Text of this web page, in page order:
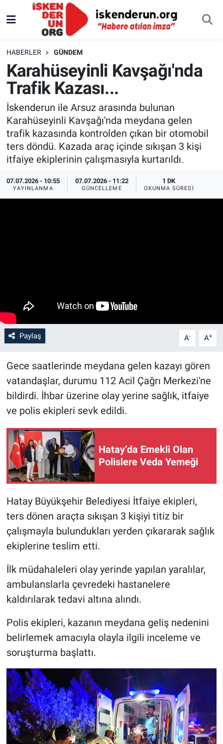
HABERLER GÜNDEM
Karahüseyinli Kavşağı'nda
Trafik Kazası...
İskenderun ile Arsuz arasında bulunan
Karahüseyinli Kavşağı'nda meydana gelen
trafik kazasında kontrolden çıkan bir otomobil
ters döndü. Kazada araç içinde sıkışan 3 kişi
itfaiye ekiplerinin çalışmasıyla kurtarıldı.
07.07.2026 - 10:55
YAYINLANMA
07.07.2026 - 11:22
GÜNCELLEME
1 DK
OKUNMA SÜRESI
Paylaş A- A+
Gece saatlerinde meydana gelen kazayı gören
vatandaşlar, durumu 112 Acil Çağrı Merkezi'ne
bildirdi. İhbar üzerine olay yerine sağlık, itfaiye
ve polis ekipleri sevk edildi.
Hatay’da Emekli Olan
Polislere Veda Yemeği
Hatay Büyükşehir Belediyesi İtfaiye ekipleri,
ters dönen araçta sıkışan 3 kişiyi titiz bir
çalışmayla bulundukları yerden çıkararak sağlık
ekiplerine teslim etti.
İlk müdahaleleri olay yerinde yapılan yaralılar,
ambulanslarla çevredeki hastanelere
kaldırılarak tedavi altına alındı.
Polis ekipleri, kazanın meydana geliş nedenini
belirlemek amacıyla olayla ilgili inceleme ve
soruşturma başlattı.